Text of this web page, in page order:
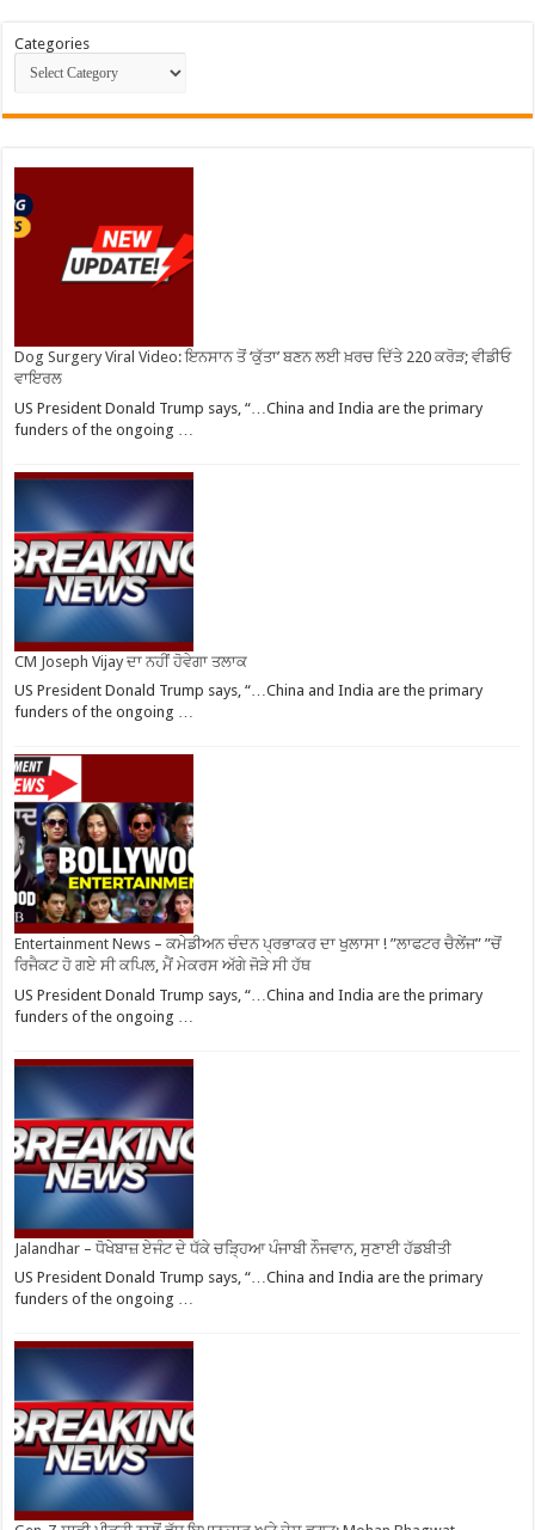
Categories
Dog Surgery Viral Video: ਇਨਸਾਨ ਤੋਂ ‘ਕੁੱਤਾ’ ਬਣਨ ਲਈ ਖ਼ਰਚ ਦਿੱਤੇ 220 ਕਰੋੜ; ਵੀਡੀਓ
ਵਾਇਰਲ
US President Donald Trump says, “…China and India are the primary
funders of the ongoing …
CM Joseph Vijay ਦਾ ਨਹੀਂ ਹੋਵੇਗਾ ਤਲਾਕ
US President Donald Trump says, “…China and India are the primary
funders of the ongoing …
Entertainment News – ਕਮੇਡੀਅਨ ਚੰਦਨ ਪ੍ਰਭਾਕਰ ਦਾ ਖੁਲਾਸਾ ! ”ਲਾਫਟਰ ਚੈਲੇਂਜ” ”ਚੋਂ
ਰਿਜੈਕਟ ਹੋ ਗਏ ਸੀ ਕਪਿਲ, ਮੈਂ ਮੇਕਰਸ ਅੱਗੇ ਜੋੜੇ ਸੀ ਹੱਥ
US President Donald Trump says, “…China and India are the primary
funders of the ongoing …
Jalandhar – ਧੋਖੇਬਾਜ਼ ਏਜੰਟ ਦੇ ਧੱਕੇ ਚੜ੍ਹਿਆ ਪੰਜਾਬੀ ਨੌਜਵਾਨ, ਸੁਣਾਈ ਹੱਡਬੀਤੀ
US President Donald Trump says, “…China and India are the primary
funders of the ongoing …